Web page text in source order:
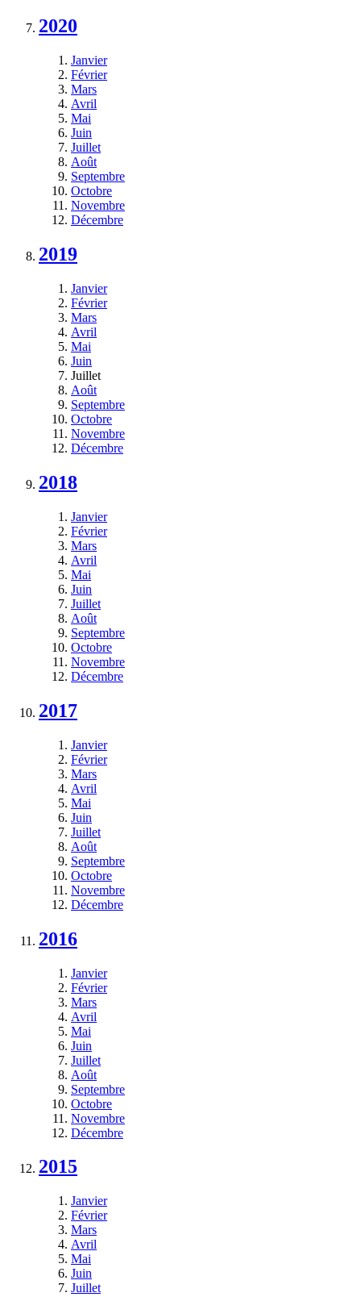
2020
Janvier
Février
Mars
Avril
Mai
Juin
Juillet
Août
Septembre
Octobre
Novembre
Décembre
2019
Janvier
Février
Mars
Avril
Mai
Juin
Juillet
Août
Septembre
Octobre
Novembre
Décembre
2018
Janvier
Février
Mars
Avril
Mai
Juin
Juillet
Août
Septembre
Octobre
Novembre
Décembre
2017
Janvier
Février
Mars
Avril
Mai
Juin
Juillet
Août
Septembre
Octobre
Novembre
Décembre
2016
Janvier
Février
Mars
Avril
Mai
Juin
Juillet
Août
Septembre
Octobre
Novembre
Décembre
2015
Janvier
Février
Mars
Avril
Mai
Juin
Juillet